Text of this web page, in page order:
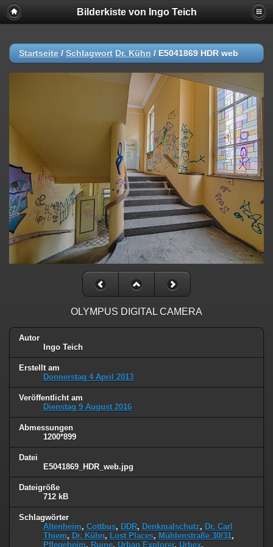
Bilderkiste von Ingo Teich
Startseite / Schlagwort Dr. Kühn / E5041869 HDR web
OLYMPUS DIGITAL CAMERA
Autor
Ingo Teich
Erstellt am
Donnerstag 4 April 2013
Veröffentlicht am
Dienstag 9 August 2016
Abmessungen
1200*899
Datei
E5041869_HDR_web.jpg
Dateigröße
712 kB
Schlagwörter
Altenheim, Cottbus, DDR, Denkmalschutz, Dr. Carl
Thiem, Dr. Kühn, Lost Places, Mühlenstraße 30/31,
Pflegeheim, Ruine, Urban Explorer, Urbex,